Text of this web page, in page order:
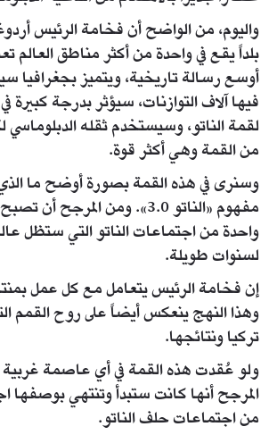
واليوم، من الواضح أن فخامة الرئيس
بلداً يقع في واحدة من أكثر مناطق العالم
أوسع رسالة تاريخية، ويتميز بجغرافيا
فيها آلاف التوازنات، سيؤثر بدرجة كبيرة
لقمة الناتو، وسيستخدم ثقله
من القمة وهي أكثر قوة.
وسنرى في هذه القمة بصورة أوضح ما
مفهوم «الناتو 3.0». ومن المرجح
واحدة من اجتماعات الناتو التي ستظل
لسنوات طويلة.
إن فخامة الرئيس يتعامل مع كل عمل
وهذا النهج ينعكس أيضاً على روح القمم
تركيا ونتائجها.
ولو عُقدت هذه القمة في أي عاصمة
المرجح أنها كانت ستبدأ وتنتهي بوصفها
من اجتماعات حلف الناتو.